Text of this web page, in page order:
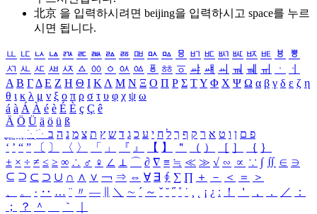
北京 을 입력하시려면 beijing을 입력하시고 space를 누르
시면 됩니다.
ㅥ ㅦ ㅧ ㅨ ㅩ ㅪ ㅫ ㅬ ㅭ ㅮ ㅯ ㅰ ㅱ ㅲ ㅳ ㅴ ㅵ ㅶ ㅷ ㅸ
ㅹ
ㅺ ㅻ ㅼ ㅽ ㅾ ㅿ ㆀ ㆁ ㆂ ㆃ ㆄ ㆅ ㆆ ㆇ ㆈ ㆉ ㆊ ㆋ ㆌ ㆍ
ㆎ
Α Β ΓΔ Ε Ζ Η Θ Ι ΚΛ Μ Ν Ξ Ο Π Ρ Σ ΤΥ Φ Χ Ψ Ω α β γ δ ε ζ η
θ ι κ λ μ ν ξ ο π ρ σ τ υ φ χ ψ ω
á à Á À é è É È ç Ç ê
Ä Ö Ü ä ö ü ß
ִֶֹ ֻּ ׁׂ פ ם ן ו ט א ר ק ף ך ל ח י ע כ ג ד ש ץ ת צ מ נ ה ב
‘ ’ “ ” 〔 〕 〈 〉 「 」 『 』 【 】 ＂ （ ） ［ ］ ｛ ｝
± × ÷ ≠ ≤ ≥ ∞ ∴ ♂ ♀ ∠ ⊥ ⌒ ∂ ∇ ≡ ≒ ≪ ≫ √ ∽ ∝ ∵ ∫ ∬ ∈ ∋
⊆ ⊇ ⊂ ⊃ ∪ ∩ ∧ ∨ ￢ ⇒ ⇔ ∀ ∃ ∮ ∑ ∏ ＋ － ＜ ＝
＞
、
。 · ‥ … ¨ 〃 ― ＼ ∼ ´ ～ ˇ ˘ ˝ ˚ ˙ ¸ ¡ ¿ ː ！ ＇ ， ． ／
：
；
？ ＾ ｀